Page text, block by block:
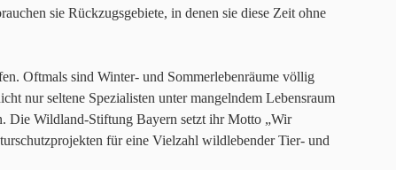
sie Rückzugsgebiete, in denen sie diese Zeit ohne
Oftmals sind Winter- und Sommerlebenräume völlig
nur seltene Spezialisten unter mangelndem Lebensraum
Die Wildland-Stiftung Bayern setzt ihr Motto „Wir
für eine Vielzahl wildlebender Tier- und